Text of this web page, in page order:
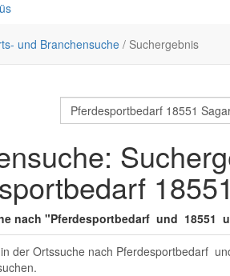
und Branchensuche/ Suchergebnis
nach "Pferdesportbedarf und 18551
der Ortssuche nach Pferdesportbedarf